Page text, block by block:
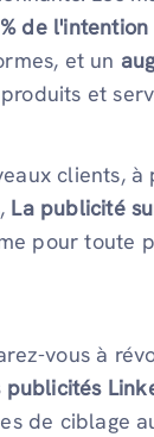
de
et un
et
clients,
La publicité
pour toute
vous à
publicités
de ciblage